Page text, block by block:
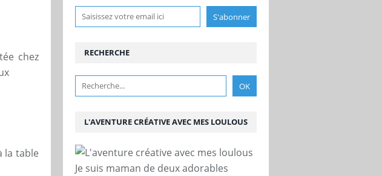
chez
la table
RECHERCHE
L'AVENTURE CRÉATIVE AVEC MES LOULOUS
Je suis maman de deux adorables